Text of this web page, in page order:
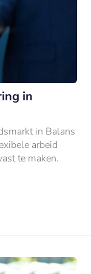
in
in Balans
arbeid
te maken.